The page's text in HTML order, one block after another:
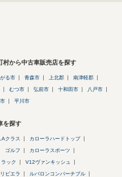
村から中古車販売店を探す
る市 青森市 上北郡 南津軽郡
むつ市 弘前市 十和田市 八戸市
平川市
を探す
クラス カローラハードトップ
ゴルフ カローラスポーツ
ック V12ヴァンキッシュ
リビエラ ルバロンコンバーチブル